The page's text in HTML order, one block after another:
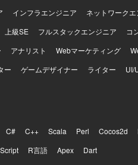
インフラエンジニア ネットワーク
上級SE フルスタックエンジニア コ
アナリスト Webマーケティング
ー ゲームデザイナー ライター UI/
C# C++ Scala Perl Cocos2d
R言語 Apex Dart